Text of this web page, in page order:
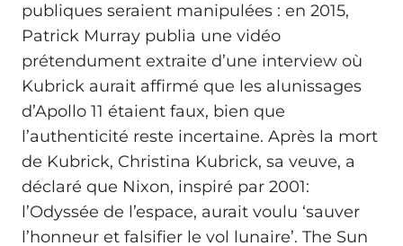
publiques seraient manipulées : en 2015,
Patrick Murray publia une vidéo
prétendument extraite d’une interview où
Kubrick aurait affirmé que les alunissages
d’Apollo 11 étaient faux, bien que
l’authenticité reste incertaine. Après la mort
de Kubrick, Christina Kubrick, sa veuve, a
déclaré que Nixon, inspiré par 2001:
l’Odyssée de l’espace, aurait voulu ‘sauver
l’honneur et falsifier le vol lunaire’. The Sun